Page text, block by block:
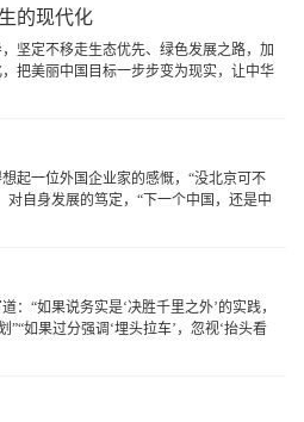
的现代化
坚定不移走生态优先、绿色发展之路，加
把美丽中国目标一步步变为现实，让中华
。
起一位外国企业家的感慨，“没北京可不
对自身发展的笃定，“下一个中国，还是中
：“如果说务实是‘决胜千里之外’的实践，
”“如果过分强调‘埋头拉车’，忽视‘抬头看
而不可拔”。可见，务虚对党员干部干事创